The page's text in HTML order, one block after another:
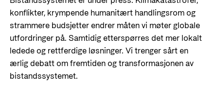
Styresett og økonomisk utvikling
For næringslivet
Statsgarantiordningen for investeringer i
fornybar energi
Norad - Partnerskap med privat sektor
Evalueringer (Norec)
Historie
Kontakt
konflikter, krympende humanitært handlingsrom og
strammere budsjetter endrer måten vi møter globale
utfordringer på. Samtidig etterspørres det mer lokalt
ledede og rettferdige løsninger. Vi trenger sårt en
ærlig debatt om fremtiden og transformasjonen av
bistandssystemet.